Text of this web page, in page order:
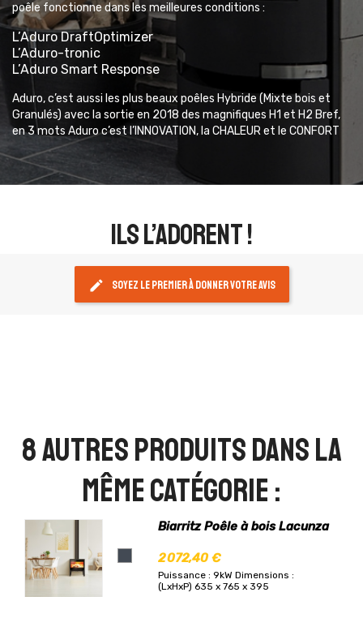
poêle fonctionne dans les meilleures conditions :
L’Aduro DraftOptimizer
L’Aduro-tronic
L’Aduro Smart Response
Aduro, c’est aussi les plus beaux poêles Hybride (Mixte bois et
Granulés) avec la sortie en 2018 des magnifiques H1 et H2 Bref,
en 3 mots Aduro c’est l’lNNOVATION, la CHALEUR et le CONFORT
ils l’adorent !
edit Soyez le premier à donner votre avis
8 autres produits dans la
même catégorie :
Biarritz Poêle à bois Lacunza
2 072,40 €
Puissance : 9kW Dimensions :
(LxHxP) 635 x 765 x 395